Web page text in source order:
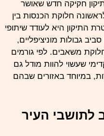
חקיקה חדש שאושר
המאפשר לראשונה חלוקת הכנסות בין
התיקון היא לעודד שיתופי
גבולות מוניציפליים,
משאבים. לפי גורמים
שעשוי להוות מודל גם
במיוחד באזורים שבהם
לתושבי העיר